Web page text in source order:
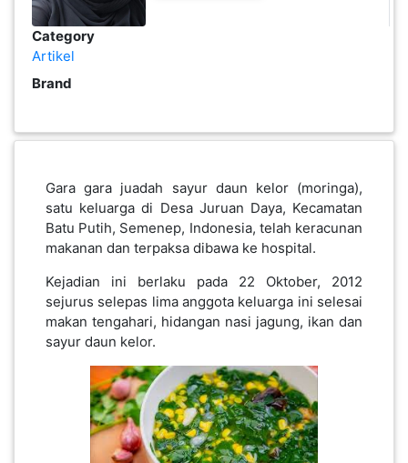
Gara gara juadah sayur daun kelor (moringa),
Batu Putih, Semenep, Indonesia, telah keracunan
Kejadian ini berlaku pada 22 Oktober, 2012
sejurus selepas lima anggota keluarga ini selesai
makan tengahari, hidangan nasi jagung, ikan dan
sayur daun kelor.
Empat mangsa telah dirawat di pusat rawatan
Puskesmas Batu Putih dan seorang di IRD RSD
Dr H Moh Anuar Sumenep. Ketua pusat IRD RSD,
ELEKTRONIK(5)
PELANCONGAN(1)
RUMAH
BARANG
PERIBADI(4)
PEKERJAAN(0)
SERVIS(17)